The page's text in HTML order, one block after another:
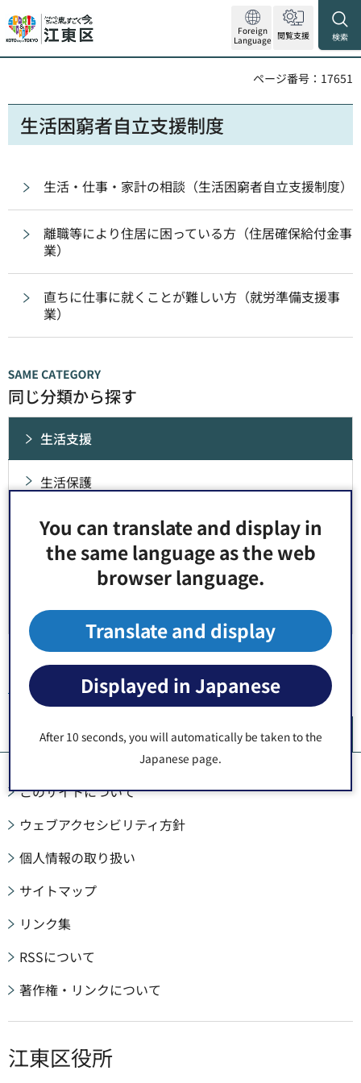
You can translate and display in
the same language as the web
browser language.
Translate and display
Displayed in Japanese
After 10 seconds, you will automatically be taken to the
Japanese page.
Foreign
Language 閲覧支援 検索
ページ番号：17651
生活困窮者自立支援制度
生活・仕事・家計の相談（生活困窮者自立支援制度）
離職等により住居に困っている方（住居確保給付金事
業）
直ちに仕事に就くことが難しい方（就労準備支援事
業）
同じ分類から探す
生活支援
生活保護
貸付・援助等
中国残留邦人等に対する新たな支援策
生活困窮者自立支援制度
トップページ >健康・福祉>生活支援> 生活困窮者自立支援制度
このサイトについて
ウェブアクセシビリティ方針
個人情報の取り扱い
サイトマップ
リンク集
RSSについて
著作権・リンクについて
江東区役所